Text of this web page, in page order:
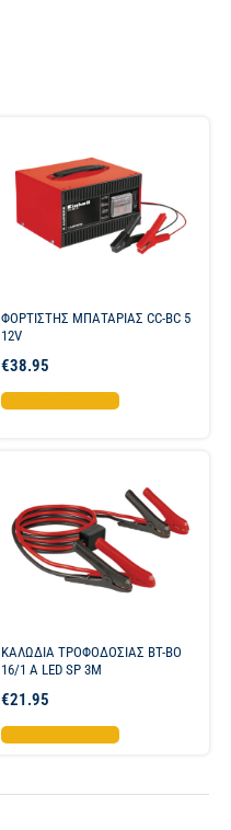
ΦΟΡΤΙΣΤΗΣ ΜΠΑΤΑΡΙΑΣ CC-BC 5
12V
€38.95
Προσθήκη στο καλάθι
ΚΑΛΩΔΙΑ ΤΡΟΦΟΔΟΣΙΑΣ BT-BO
16/1 A LED SP 3M
€21.95
Προσθήκη στο καλάθι